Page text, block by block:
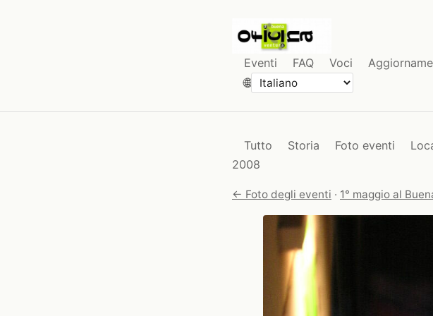
Eventi FAQ Voci
🌐
Tutto Storia Foto eventi
2008
← Foto degli eventi · 1° maggio al